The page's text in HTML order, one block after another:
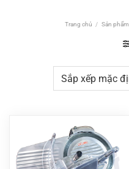
Trang chủ / Sản phẩm